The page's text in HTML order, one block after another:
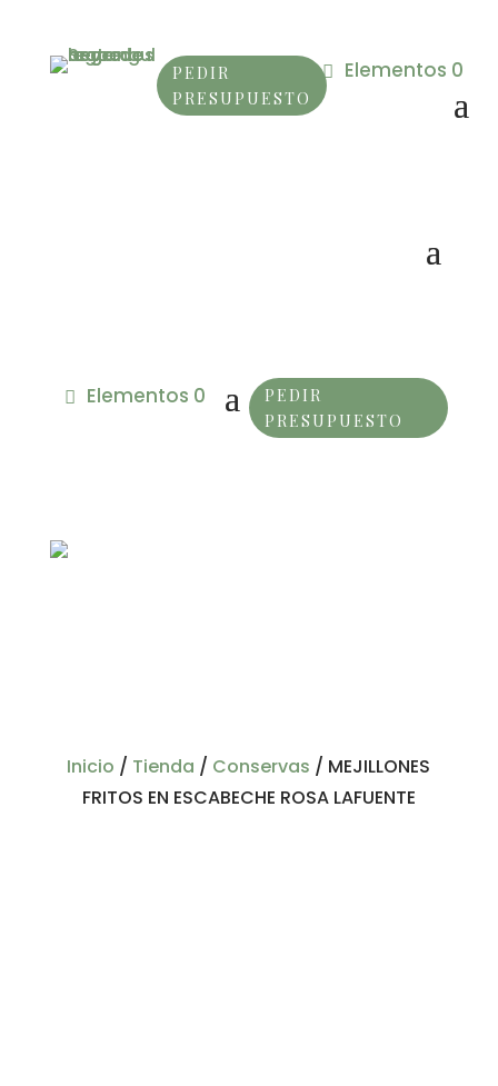
PEDIR
PRESUPUESTO
Elementos 0
Elementos 0
PEDIR
PRESUPUESTO
Inicio / Tienda / Conservas / MEJILLONES
FRITOS EN ESCABECHE ROSA LAFUENTE